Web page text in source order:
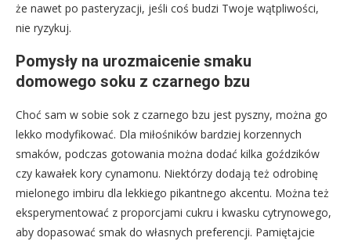
że nawet po pasteryzacji, jeśli coś budzi Twoje wątpliwości,
nie ryzykuj.
Pomysły na urozmaicenie smaku
domowego soku z czarnego bzu
Choć sam w sobie sok z czarnego bzu jest pyszny, można go
lekko modyfikować. Dla miłośników bardziej korzennych
smaków, podczas gotowania można dodać kilka goździków
czy kawałek kory cynamonu. Niektórzy dodają też odrobinę
mielonego imbiru dla lekkiego pikantnego akcentu. Można też
eksperymentować z proporcjami cukru i kwasku cytrynowego,
aby dopasować smak do własnych preferencji. Pamiętajcie